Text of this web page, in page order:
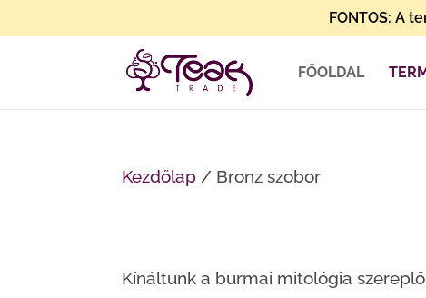
FONTOS: A
FŐOLDAL
Kezdőlap / Bronz szobor
Kínáltunk a burmai mitológia